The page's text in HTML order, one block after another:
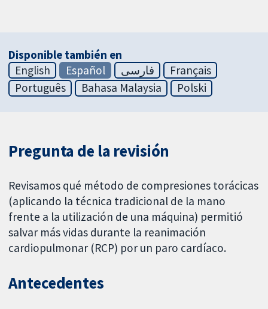
Disponible también en
English
Español فارسی
Français
Português
Bahasa Malaysia Polski
Pregunta de la revisión
Revisamos qué método de compresiones torácicas
(aplicando la técnica tradicional de la mano
frente a la utilización de una máquina) permitió
salvar más vidas durante la reanimación
cardiopulmonar (RCP) por un paro cardíaco.
Antecedentes